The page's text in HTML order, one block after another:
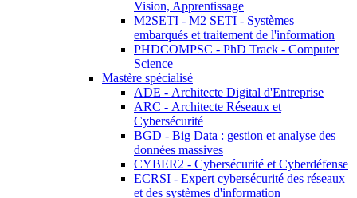
Vision, Apprentissage
M2SETI - M2 SETI - Systèmes
embarqués et traitement de l'information
PHDCOMPSC - PhD Track - Computer
Science
Mastère spécialisé
ADE - Architecte Digital d'Entreprise
ARC - Architecte Réseaux et
Cybersécurité
BGD - Big Data : gestion et analyse des
données massives
CYBER2 - Cybersécurité et Cyberdéfense
ECRSI - Expert cybersécurité des réseaux
et des systèmes d'information